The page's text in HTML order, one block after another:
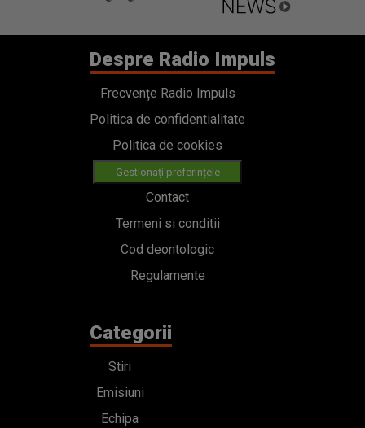
Despre Radio Impuls
Frecvențe Radio Impuls
Politica de confidentialitate
Politica de cookies
Gestionați preferințele
Contact
Termeni si conditii
Cod deontologic
Regulamente
Categorii
Stiri
Emisiuni
Echipa